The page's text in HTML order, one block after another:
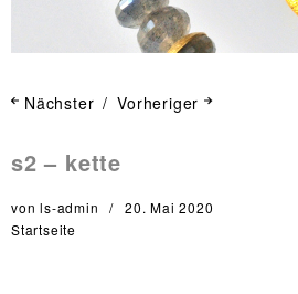
Vorheriger
Nächster
s2 – kette
vonls-admin
20. Mai 2020
Startseite